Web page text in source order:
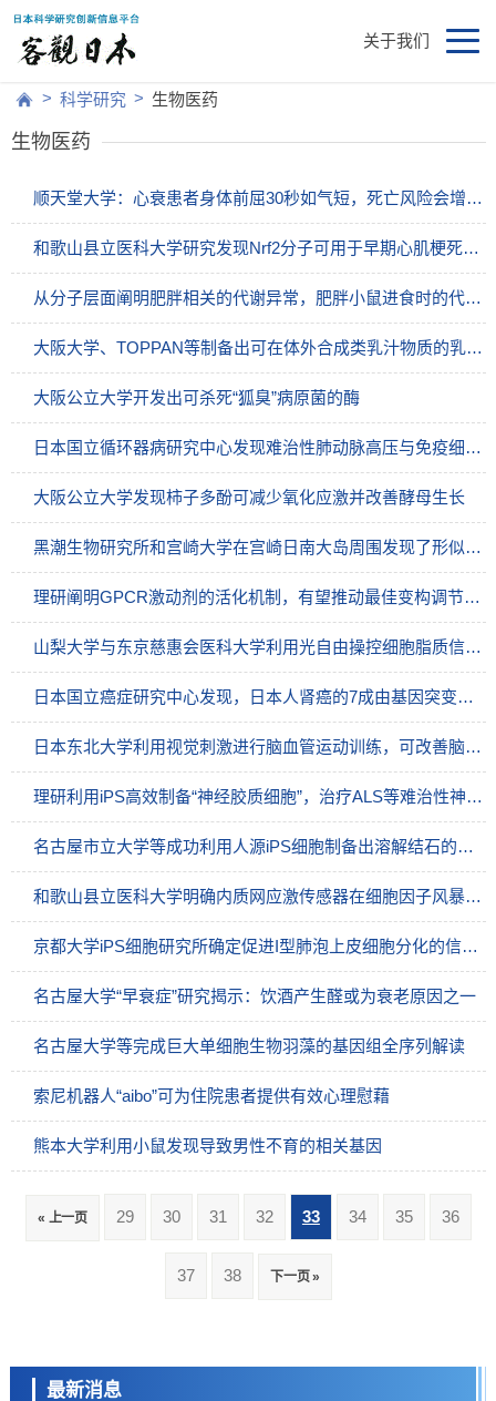
关于我们
> 科学研究 > 生物医药
生物医药
顺天堂大学：心衰患者身体前屈30秒如气短，死亡风险会增大数倍
和歌山县立医科大学研究发现Nrf2分子可用于早期心肌梗死的法医诊断，与现有指标结合使用准确性更高
从分子层面阐明肥胖相关的代谢异常，肥胖小鼠进食时的代谢调节与空腹时显著不同
大阪大学、TOPPAN等制备出可在体外合成类乳汁物质的乳腺组织
大阪公立大学开发出可杀死“狐臭”病原菌的酶
日本国立循环器病研究中心发现难治性肺动脉高压与免疫细胞有关
大阪公立大学发现柿子多酚可减少氧化应激并改善酵母生长
黑潮生物研究所和宫崎大学在宫崎日南大岛周围发现了形似牛第三胃的新种珊瑚
理研阐明GPCR激动剂的活化机制，有望推动最佳变构调节剂的开发
山梨大学与东京慈惠会医科大学利用光自由操控细胞脂质信号，可加强记忆形成
日本国立癌症研究中心发现，日本人肾癌的7成由基因突变引起
日本东北大学利用视觉刺激进行脑血管运动训练，可改善脑部血液流动
理研利用iPS高效制备“神经胶质细胞”，治疗ALS等难治性神经疾病的关键
名古屋市立大学等成功利用人源iPS细胞制备出溶解结石的巨噬细胞
和歌山县立医科大学明确内质网应激传感器在细胞因子风暴中的作用，为开发新型炎症控制药物提供线索
京都大学iPS细胞研究所确定促进I型肺泡上皮细胞分化的信号通路，有望推动肺部疾病治疗药物的开发
名古屋大学“早衰症”研究揭示：饮酒产生醛或为衰老原因之一
名古屋大学等完成巨大单细胞生物羽藻的基因组全序列解读
索尼机器人“aibo”可为住院患者提供有效心理慰藉
熊本大学利用小鼠发现导致男性不育的相关基因
« 上一页 29 30 31 32 33 34 35 36
37 38 下一页 »
最新消息
科学研究